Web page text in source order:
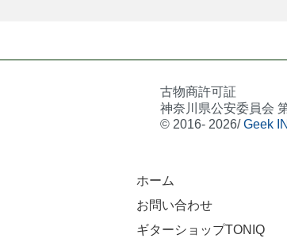
古物商許可証
神奈川県公安委員会
© 2016- 2026/Geek
ホーム
お問い合わせ
ギターショップTONIQ